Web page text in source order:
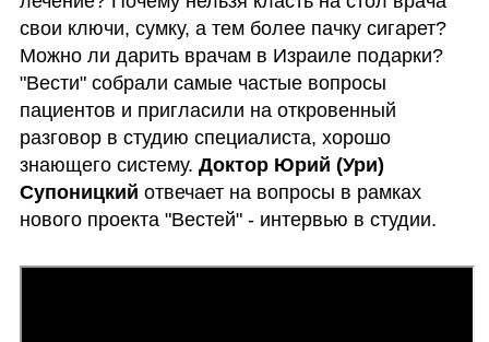
свои ключи, сумку, а тем более пачку сигарет?
Можно ли дарить врачам в Израиле подарки?
"Вести" собрали самые частые вопросы
пациентов и пригласили на откровенный
разговор в студию специалиста, хорошо
знающего систему. Доктор Юрий (Ури)
Супоницкий отвечает на вопросы в рамках
нового проекта "Вестей" - интервью в студии.